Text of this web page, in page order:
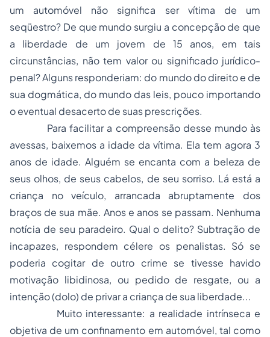
um automóvel não significa ser vítima de um
seqüestro? De que mundo surgiu a concepção de que
a liberdade de um jovem de 15 anos, em tais
circunstâncias, não tem valor ou significado jurídico-
penal? Alguns responderiam: do mundo do direito e de
sua dogmática, do mundo das leis, pouco importando
o eventual desacerto de suas prescrições.
Para facilitar a compreensão desse mundo às
avessas, baixemos a idade da vítima. Ela tem agora 3
anos de idade. Alguém se encanta com a beleza de
seus olhos, de seus cabelos, de seu sorriso. Lá está a
criança no veículo, arrancada abruptamente dos
braços de sua mãe. Anos e anos se passam. Nenhuma
notícia de seu paradeiro. Qual o delito? Subtração de
incapazes, respondem célere os penalistas. Só se
poderia cogitar de outro crime se tivesse havido
motivação libidinosa, ou pedido de resgate, ou a
intenção (dolo) de privar a criança de sua liberdade...
Muito interessante: a realidade intrínseca e
objetiva de um confinamento em automóvel, tal como